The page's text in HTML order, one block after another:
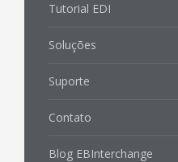
Tutorial EDI
Soluções
Suporte
Contato
Blog EBInterchange